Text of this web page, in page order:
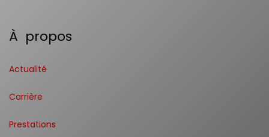
À propos
Actualité
Carrière
Prestations